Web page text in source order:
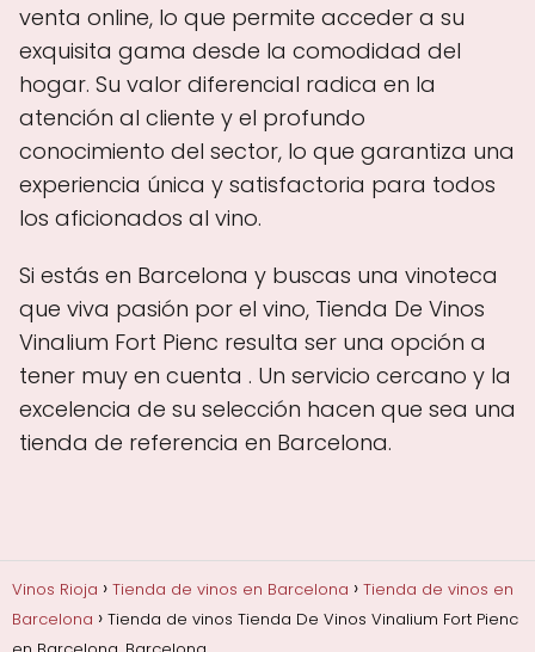
venta online, lo que permite acceder a su
exquisita gama desde la comodidad del
hogar. Su valor diferencial radica en la
atención al cliente y el profundo
conocimiento del sector, lo que garantiza una
experiencia única y satisfactoria para todos
los aficionados al vino.
Si estás en Barcelona y buscas una vinoteca
que viva pasión por el vino, Tienda De Vinos
Vinalium Fort Pienc resulta ser una opción a
tener muy en cuenta . Un servicio cercano y la
excelencia de su selección hacen que sea una
tienda de referencia en Barcelona.
Vinos Rioja Tienda de vinos en Barcelona
Tienda de vinos en
Barcelona
Tienda de vinos Tienda De Vinos Vinalium Fort Pienc